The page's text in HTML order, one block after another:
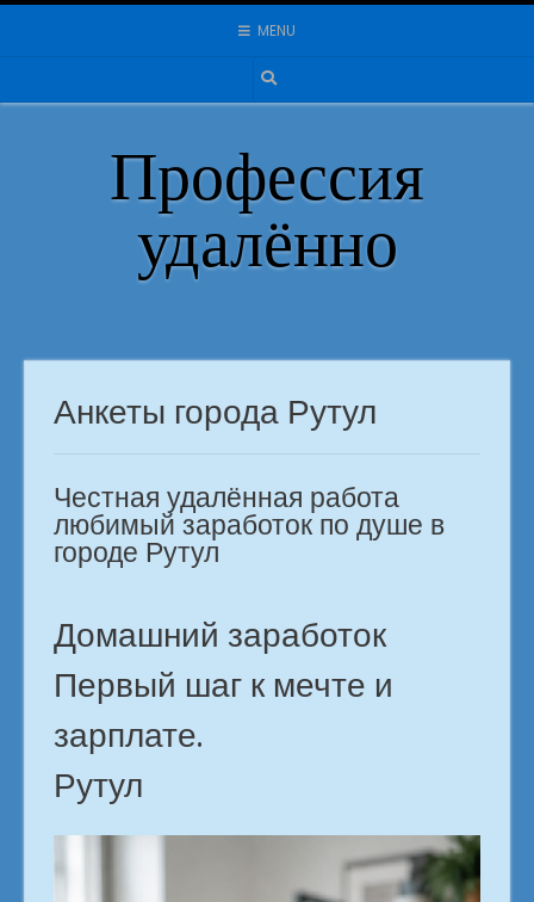
Skip
MENU
Профессия
удалённо
Анкеты города Рутул
Честная удалённая работа
любимый заработок по душе в
городе Рутул
Домашний заработок
Первый шаг к мечте и
зарплате.
Рутул